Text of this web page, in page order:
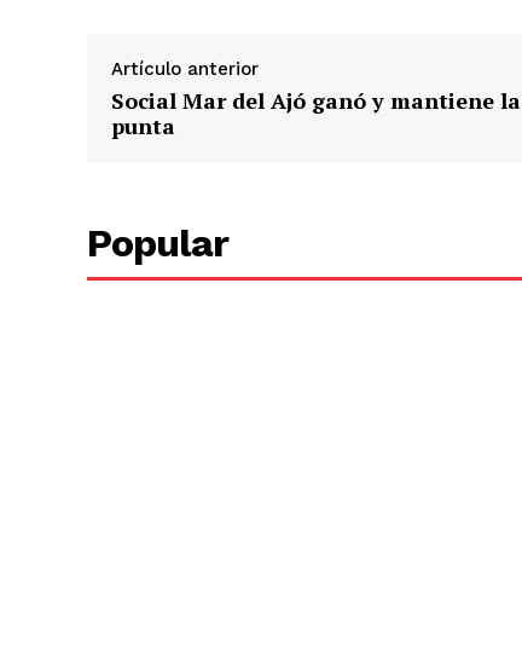
Artículo anterior
Social Mar del Ajó ganó y mantiene la
punta
Popular